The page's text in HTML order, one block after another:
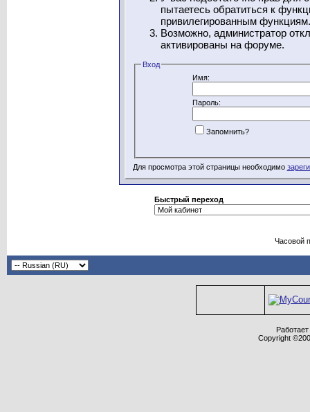
пытаетесь обратиться к
привилегированным функциям.
Возможно, администратор
активированы на форуме.
Вход
Имя:
Пароль:
Запомнить?
Для просмотра этой страницы необходимо
Быстрый переход
Часовой
Copyright